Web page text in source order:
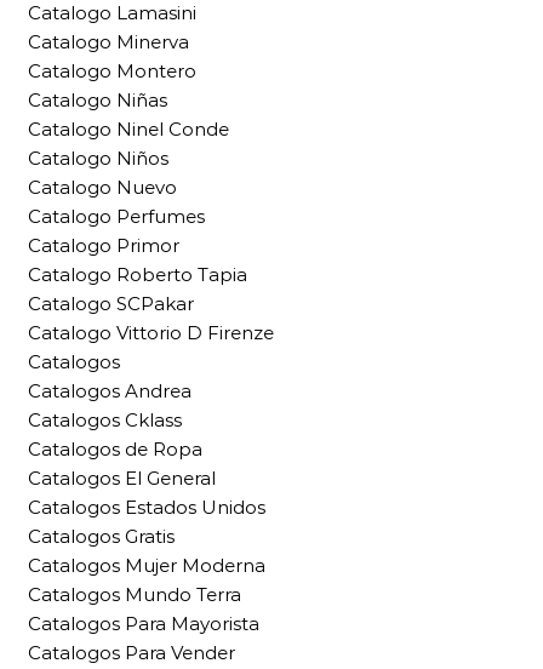
Catalogo Lamasini
Catalogo Minerva
Catalogo Montero
Catalogo Niñas
Catalogo Ninel Conde
Catalogo Niños
Catalogo Nuevo
Catalogo Perfumes
Catalogo Primor
Catalogo Roberto Tapia
Catalogo SCPakar
Catalogo Vittorio D Firenze
Catalogos
Catalogos Andrea
Catalogos Cklass
Catalogos de Ropa
Catalogos El General
Catalogos Estados Unidos
Catalogos Gratis
Catalogos Mujer Moderna
Catalogos Mundo Terra
Catalogos Para Mayorista
Catalogos Para Vender